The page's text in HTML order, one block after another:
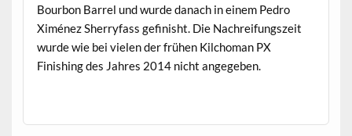
Bourbon Barrel und wurde danach in einem Pedro
Ximénez Sherryfass gefinisht. Die Nachreifungszeit
wurde wie bei vielen der frühen Kilchoman PX
Finishing des Jahres 2014 nicht angegeben.